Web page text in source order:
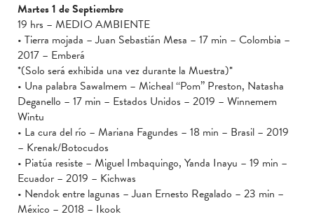
Martes 1 de Septiembre
19 hrs – MEDIO AMBIENTE
• Tierra mojada – Juan Sebastián Mesa – 17 min – Colombia –
2017 – Emberá
*(Solo será exhibida una vez durante la Muestra)*
• Una palabra Sawalmem – Micheal ‘‘Pom’’ Preston, Natasha
Deganello – 17 min – Estados Unidos – 2019 – Winnemem
Wintu
• La cura del río – Mariana Fagundes – 18 min – Brasil – 2019
– Krenak/Botocudos
• Piatúa resiste – Miguel Imbaquingo, Yanda Inayu – 19 min –
Ecuador – 2019 – Kichwas
• Nendok entre lagunas – Juan Ernesto Regalado – 23 min –
México – 2018 – Ikook